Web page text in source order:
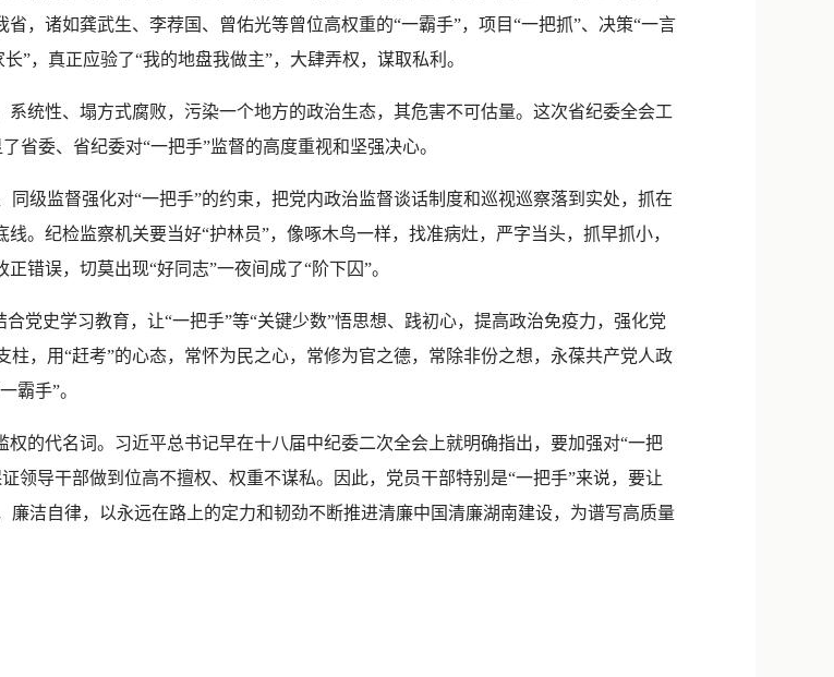
，诸如龚武生、李荐国、曾佑光等曾位高权重的“一霸手”，项目“一把抓”、决策“一言
”，真正应验了“我的地盘我做主”，大肆弄权，谋取私利。
性、塌方式腐败，污染一个地方的政治生态，其危害不可估量。这次省纪委全会工
省委、省纪委对“一把手”监督的高度重视和坚强决心。
监督强化对“一把手”的约束，把党内政治监督谈话制度和巡视巡察落到实处，抓在
。纪检监察机关要当好“护林员”，像啄木鸟一样，找准病灶，严字当头，抓早抓小，
错误，切莫出现“好同志”一夜间成了“阶下囚”。
史学习教育，让“一把手”等“关键少数”悟思想、践初心，提高政治免疫力，强化党
，用“赶考”的心态，常怀为民之心，常修为官之德，常除非份之想，永葆共产党人政
霸手”。
代名词。习近平总书记早在十八届中纪委二次全会上就明确指出，要加强对“一把
领导干部做到位高不擅权、权重不谋私。因此，党员干部特别是“一把手”来说，要让
洁自律，以永远在路上的定力和韧劲不断推进清廉中国清廉湖南建设，为谱写高质量